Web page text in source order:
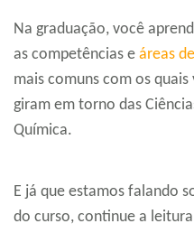
Na graduação, você
as competências e áreas
mais comuns com os
giram em torno das
Química.
E já que estamos falando
do curso, continue a